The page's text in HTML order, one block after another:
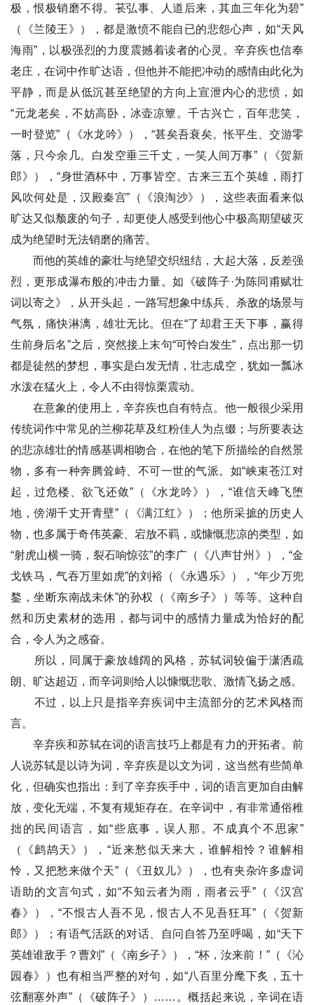
极，恨极销磨不得。苌弘事、人道后来，其血三年化为碧”
（《兰陵王》），都是激愤不能自已的悲怨心声，如“天风
海雨”，以极强烈的力度震撼着读者的心灵。辛弃疾也信奉
老庄，在词中作旷达语，但他并不能把冲动的感情由此化为
平静，而是从低沉甚至绝望的方向上宣泄内心的悲愤，如
“元龙老矣，不妨高卧，冰壶凉簟。千古兴亡，百年悲笑，
一时登览”（《水龙吟》），“甚矣吾衰矣。怅平生、交游零
落，只今余几。白发空垂三千丈，一笑人间万事”（《贺新
郎》），“身世酒杯中，万事皆空。古来三五个英雄，雨打
风吹何处是，汉殿秦宫”（《浪淘沙》），这些表面看来似
旷达又似颓废的句子，却更使人感受到他心中极高期望破灭
成为绝望时无法销磨的痛苦。
而他的英雄的豪壮与绝望交织纽结，大起大落，反差强
烈，更形成瀑布般的冲击力量。如《破阵子·为陈同甫赋壮
词以寄之》，从开头起，一路写想象中练兵、杀敌的场景与
气氛，痛快淋漓，雄壮无比。但在“了却君王天下事，赢得
生前身后名”之后，突然接上末句“可怜白发生”，点出那一切
都是徒然的梦想，事实是白发无情，壮志成空，犹如一瓢冰
水泼在猛火上，令人不由得惊栗震动。
在意象的使用上，辛弃疾也自有特点。他一般很少采用
传统词作中常见的兰柳花草及红粉佳人为点缀；与所要表达
的悲凉雄壮的情感基调相吻合，在他的笔下所描绘的自然景
物，多有一种奔腾耸峙、不可一世的气派。如“峡束苍江对
起，过危楼、欲飞还敛”（《水龙吟》），“谁信天峰飞堕
地，傍湖千丈开青壁”（《满江红》）；他所采摭的历史人
物，也多属于奇伟英豪、宕放不羁，或慷慨悲凉的类型，如
“射虎山横一骑，裂石响惊弦”的李广（《八声甘州》），“金
戈铁马，气吞万里如虎”的刘裕（《永遇乐》），“年少万兜
鍪，坐断东南战未休”的孙权（《南乡子》）等等。这种自
然和历史素材的选用，都与词中的感情力量成为恰好的配
合，令人为之感奋。
所以，同属于豪放雄阔的风格，苏轼词较偏于潇洒疏
朗、旷达超迈，而辛词则给人以慷慨悲歌、激情飞扬之感。
不过，以上只是指辛弃疾词中主流部分的艺术风格而
言。
辛弃疾和苏轼在词的语言技巧上都是有力的开拓者。前
人说苏轼是以诗为词，辛弃疾是以文为词，这当然有些简单
化，但确实也指出：到了辛弃疾手中，词的语言更加自由解
放，变化无端，不复有规矩存在。在辛词中，有非常通俗稚
拙的民间语言，如“些底事，误人那。不成真个不思家”
（《鹧鸪天》），“近来愁似天来大，谁解相怜？谁解相
怜，又把愁来做个天”（《丑奴儿》），也有夹杂许多虚词
语助的文言句式，如“不知云者为雨，雨者云乎”（《汉宫
春》），“不恨古人吾不见，恨古人不见吾狂耳”（《贺新
郎》）；有语气活跃的对话、自问自答乃至呼喝，如“天下
英雄谁敌手？曹刘”（《南乡子》），“杯，汝来前！”（《沁
园春》）也有相当严整的对句，如“八百里分麾下炙，五十
弦翻塞外声”（《破阵子》）……。概括起来说，辛词在语